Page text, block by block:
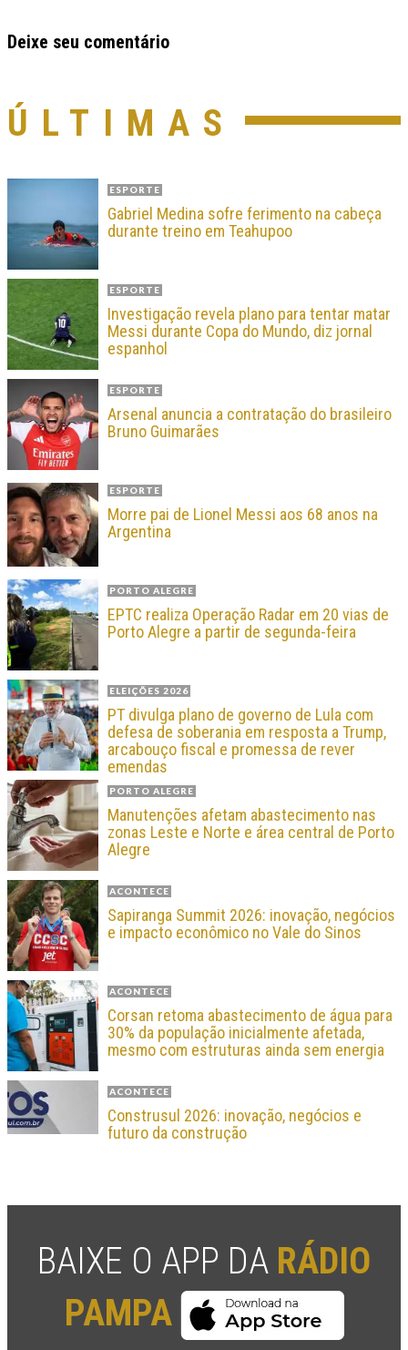
Deixe seu comentário
ÚLTIMAS
ESPORTE
Gabriel Medina sofre ferimento na cabeça
durante treino em Teahupoo
ESPORTE
Investigação revela plano para tentar matar
Messi durante Copa do Mundo, diz jornal
espanhol
ESPORTE
Arsenal anuncia a contratação do brasileiro
Bruno Guimarães
ESPORTE
Morre pai de Lionel Messi aos 68 anos na
Argentina
PORTO ALEGRE
EPTC realiza Operação Radar em 20 vias de
Porto Alegre a partir de segunda-feira
ELEIÇÕES 2026
PT divulga plano de governo de Lula com
defesa de soberania em resposta a Trump,
arcabouço fiscal e promessa de rever
emendas
PORTO ALEGRE
Manutenções afetam abastecimento nas
zonas Leste e Norte e área central de Porto
Alegre
ACONTECE
Sapiranga Summit 2026: inovação, negócios
e impacto econômico no Vale do Sinos
ACONTECE
Corsan retoma abastecimento de água para
30% da população inicialmente afetada,
mesmo com estruturas ainda sem energia
ACONTECE
Construsul 2026: inovação, negócios e
futuro da construção
BAIXE O APP DA RÁDIO
PAMPA